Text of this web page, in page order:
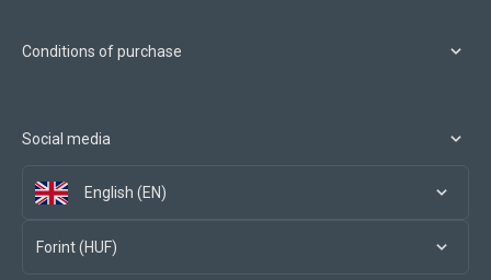
Conditions of purchase
Social media
English (EN)
Forint (HUF)